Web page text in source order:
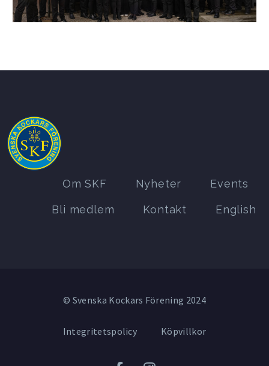
Om SKF Nyheter Events
Bli medlem Kontakt English
© Svenska Kockars Förening 2024
Integritetspolicy Köpvillkor